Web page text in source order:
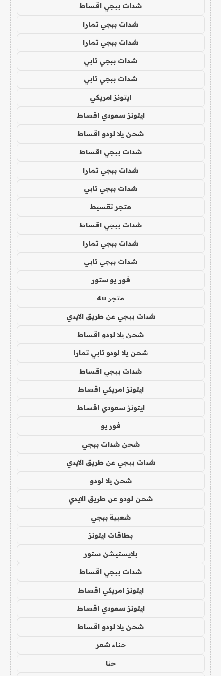
شدات ببجي اقساط
شدات ببجي تمارا
شدات ببجي تمارا
شدات ببجي تابي
شدات ببجي تابي
ايتونز امريكي
ايتونز سعودي اقساط
شحن يلا لودو اقساط
شدات ببجي اقساط
شدات ببجي تمارا
شدات ببجي تابي
متجر تقسيط
شدات ببجي اقساط
شدات ببجي تمارا
شدات ببجي تابي
فور يو ستور
متجر 4u
شدات ببجي عن طريق الايدي
شحن يلا لودو اقساط
شحن يلا لودو تابي تمارا
شدات ببجي اقساط
ايتونز امريكي اقساط
ايتونز سعودي اقساط
فور يو
شحن شدات ببجي
شدات ببجي عن طريق الايدي
شحن يلا لودو
شحن لودو عن طريق الايدي
شعبية ببجي
بطاقات ايتونز
بلايستيشن ستور
شدات ببجي اقساط
ايتونز امريكي اقساط
ايتونز سعودي اقساط
شحن يلا لودو اقساط
حناء شعر
حنا